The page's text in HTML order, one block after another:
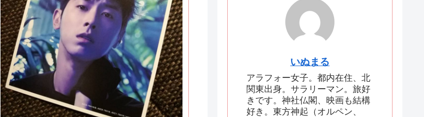
いぬまる
アラフォー女子。都内在住、北
関東出身。サラリーマン。旅好
きです。神社仏閣、映画も結構
好き。東方神起（オルペン、